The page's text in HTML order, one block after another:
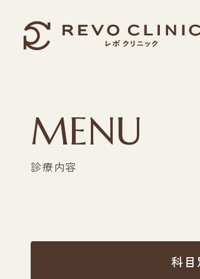
MENU
診療内容
科目